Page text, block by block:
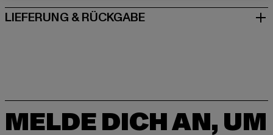
LIEFERUNG & RÜCKGABE
MELDE DICH AN, UM